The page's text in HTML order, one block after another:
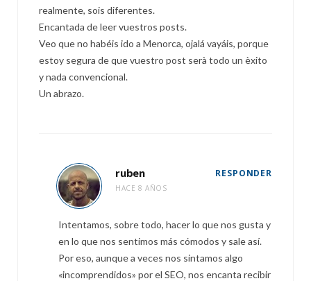
realmente, sois diferentes.
Encantada de leer vuestros posts.
Veo que no habéis ido a Menorca, ojalá vayáis, porque
estoy segura de que vuestro post serà todo un èxito
y nada convencional.
Un abrazo.
ruben
HACE 8 AÑOS
RESPONDER
Intentamos, sobre todo, hacer lo que nos gusta y
en lo que nos sentimos más cómodos y sale así.
Por eso, aunque a veces nos sintamos algo
«incomprendidos» por el SEO, nos encanta recibir